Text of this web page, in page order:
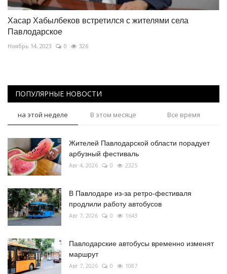
Хасар Хабылбеков встретился с жителями села
Павлодарское
Ноябрь 14, 2023 0 326
ПОПУЛЯРНЫЕ НОВОСТИ
на этой неделе В этом месяце Все время
Жителей Павлодарской области порадует
арбузный фестиваль
Авг 4, 2026 0 2325
В Павлодаре из-за ретро-фестиваля
продлили работу автобусов
Авг 7, 2026 0 1643
Павлодарские автобусы временно изменят
маршрут
Авг 7, 2026 0 1087